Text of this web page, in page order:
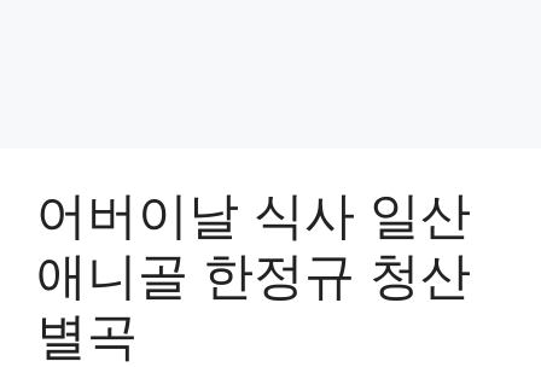
어버이날 식사 일산
애니골 한정규 청산
별곡